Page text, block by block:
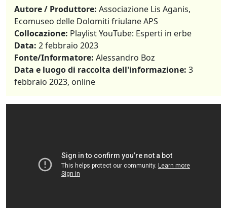
Autore / Produttore: Associazione Lis Aganis,
Ecomuseo delle Dolomiti friulane APS
Collocazione: Playlist YouTube: Esperti in erbe
Data: 2 febbraio 2023
Fonte/Informatore: Alessandro Boz
Data e luogo di raccolta dell'informazione: 3
febbraio 2023, online